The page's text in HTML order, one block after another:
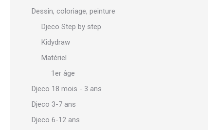
Dessin, coloriage, peinture
Djeco Step by step
Kidydraw
Matériel
1er âge
Djeco 18 mois - 3 ans
Djeco 3-7 ans
Djeco 6-12 ans